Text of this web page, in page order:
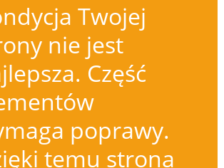
Twojej
nie jest
Część
poprawy.
temu strona